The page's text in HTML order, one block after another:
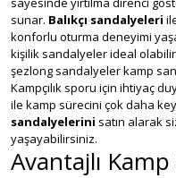
sunar. Balıkçı sandalyeleri
konforlu oturma deneyimi
kişilik sandalyeler ideal
şezlong sandalyeler kamp
Kampçılık sporu için ihtiyaç
ile kamp sürecini çok daha
sandalyelerini satın alarak
yaşayabilirsiniz.
Avantajlı